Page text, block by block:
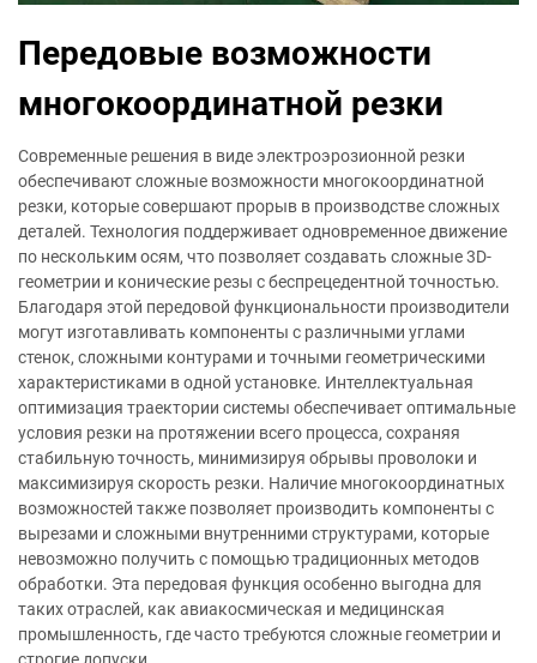
Передовые возможности
многокоординатной резки
Современные решения в виде электроэрозионной резки
обеспечивают сложные возможности многокоординатной
резки, которые совершают прорыв в производстве сложных
деталей. Технология поддерживает одновременное движение
по нескольким осям, что позволяет создавать сложные 3D-
геометрии и конические резы с беспрецедентной точностью.
Благодаря этой передовой функциональности производители
могут изготавливать компоненты с различными углами
стенок, сложными контурами и точными геометрическими
характеристиками в одной установке. Интеллектуальная
оптимизация траектории системы обеспечивает оптимальные
условия резки на протяжении всего процесса, сохраняя
стабильную точность, минимизируя обрывы проволоки и
максимизируя скорость резки. Наличие многокоординатных
возможностей также позволяет производить компоненты с
вырезами и сложными внутренними структурами, которые
невозможно получить с помощью традиционных методов
обработки. Эта передовая функция особенно выгодна для
таких отраслей, как авиакосмическая и медицинская
промышленность, где часто требуются сложные геометрии и